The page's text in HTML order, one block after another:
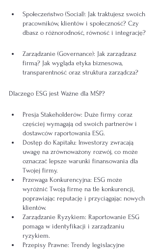
Społeczeństwo (Social): Jak traktujesz swoich
pracowników, klientów i społeczność? Czy
dbasz o różnorodność, równość i integrację?
Zarządzanie (Governance): Jak zarządzasz
firmą? Jak wygląda etyka biznesowa,
transparentność oraz struktura zarządcza?
Dlaczego ESG jest Ważne dla MŚP?
Presja Stakeholderów: Duże firmy coraz
częściej wymagają od swoich partnerów i
dostawców raportowania ESG.
Dostęp do Kapitału: Inwestorzy zwracają
uwagę na zrównoważony rozwój, co może
oznaczać lepsze warunki finansowania dla
Twojej firmy.
Przewaga Konkurencyjna: ESG może
wyróżnić Twoją firmę na tle konkurencji,
poprawiając reputację i przyciągając nowych
klientów.
Zarządzanie Ryzykiem: Raportowanie ESG
pomaga w identyfikacji i zarządzaniu
ryzykiem.
Przepisy Prawne: Trendy legislacyjne